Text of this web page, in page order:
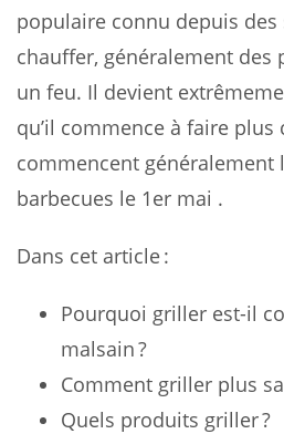
populaire connu depuis des
chauffer, généralement des
un feu. Il devient
qu’il commence à faire plus
commencent généralement
barbecues le 1er mai .
Dans cet article :
Pourquoi griller est-il
malsain ?
Comment griller plus
Quels produits griller ?